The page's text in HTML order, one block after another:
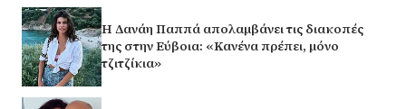
Η Δανάη Παππά απολαμβάνει τις διακοπές
της στην Εύβοια: «Κανένα πρέπει, μόνο
τζιτζίκια»